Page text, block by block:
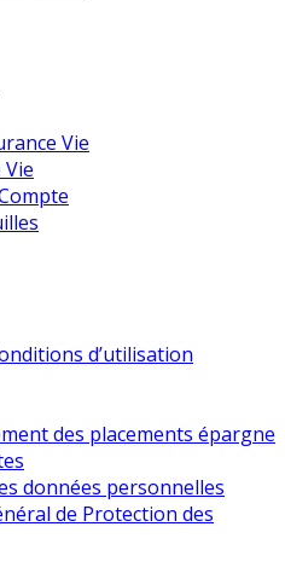
Vie
d’utilisation
des placements épargne
données personnelles
de Protection des